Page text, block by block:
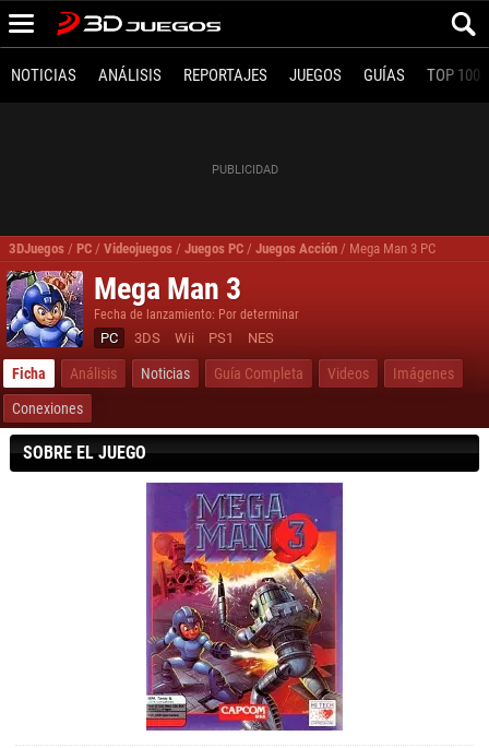
NOTICIAS ANÁLISIS REPORTAJES JUEGOS GUÍAS TOP 100
3DJuegos / PC / Videojuegos / Juegos PC / Juegos Acción / Mega Man 3 PC
Mega Man 3
Fecha de lanzamiento: Por determinar
PC 3DS Wii PS1 NES
Ficha Análisis Noticias Guía Completa Videos
Imágenes
Conexiones
SOBRE EL JUEGO